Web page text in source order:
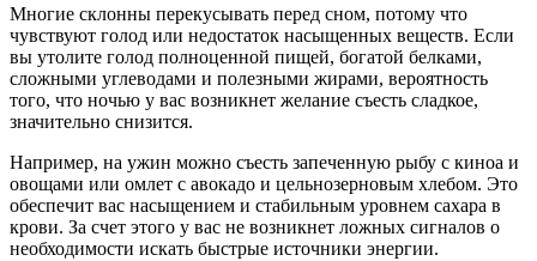
Многие склонны перекусывать перед сном, потому что
чувствуют голод или недостаток насыщенных веществ. Если
вы утолите голод полноценной пищей, богатой белками,
сложными углеводами и полезными жирами, вероятность
того, что ночью у вас возникнет желание съесть сладкое,
значительно снизится.
Например, на ужин можно съесть запеченную рыбу с киноа и
овощами или омлет с авокадо и цельнозерновым хлебом. Это
обеспечит вас насыщением и стабильным уровнем сахара в
крови. За счет этого у вас не возникнет ложных сигналов о
необходимости искать быстрые источники энергии.